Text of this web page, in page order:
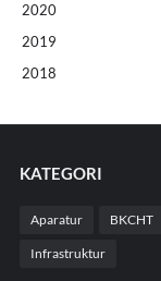
2020
2019
2018
KATEGORI
Aparatur BKCHT
Infrastruktur